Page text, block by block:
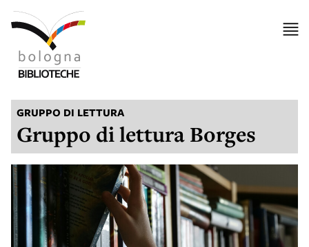
GRUPPO DI LETTURA
Gruppo di lettura Borges